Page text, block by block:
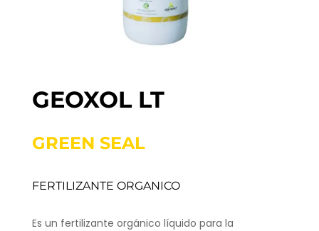
GEOXOL LT
GREEN SEAL
FERTILIZANTE ORGANICO
Es un fertilizante orgánico líquido para la